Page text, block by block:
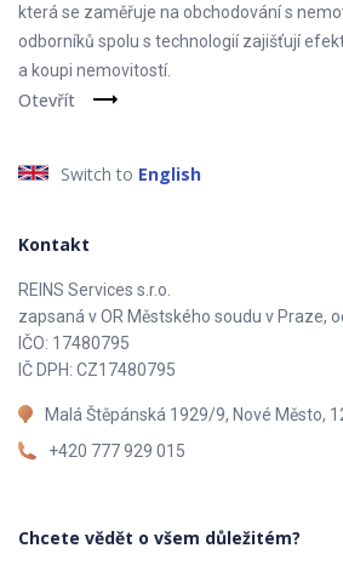
která se zaměřuje na obchodování s
odborníků spolu s technologií zajišťují
a koupi nemovitostí.
Otevřít
Switch to English
Kontakt
REINS Services s.r.o.
zapsaná v OR Městského soudu v Praze,
IČO: 17480795
IČ DPH: CZ17480795
Malá Štěpánská 1929/9, Nové Město,
+420 777 929 015
Chcete vědět o všem důležitém?